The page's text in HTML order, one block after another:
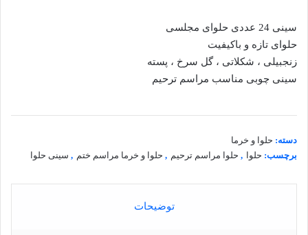
سینی 24 عددی حلوای مجلسی
حلوای تازه و باکیفیت
زنجبیلی ، شکلاتی ، گل سرخ ، پسته
سینی چوبی مناسب مراسم ترحیم
دسته: حلوا و خرما
برچسب: حلوا , حلوا مراسم ترحیم , حلوا و خرما مراسم ختم , سینی حلوا
توضیحات